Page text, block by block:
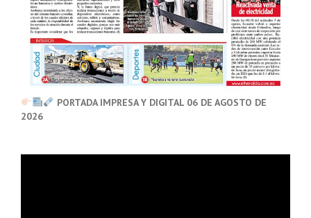
PORTADA IMPRESA Y DIGITAL 06 DE AGOSTO DE
2026